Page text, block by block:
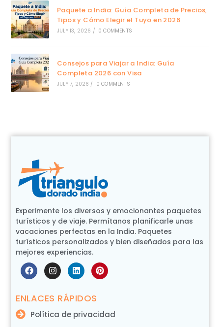
Paquete a India: Guía Completa de Precios,
Tipos y Cómo Elegir el Tuyo en 2026
JULY 13, 2026 / 0 COMMENTS
Consejos para Viajar a India: Guía
Completa 2026 con Visa
JULY 7, 2026 / 0 COMMENTS
Experimente los diversos y emocionantes paquetes
turísticos y de viaje. Permítanos planificarle unas
vacaciones perfectas en la India. Paquetes
turísticos personalizados y bien diseñados para las
mejores experiencias.
ENLACES RÁPIDOS
Política de privacidad